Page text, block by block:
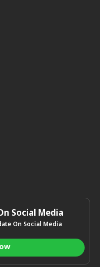
Social Media
On Social Media